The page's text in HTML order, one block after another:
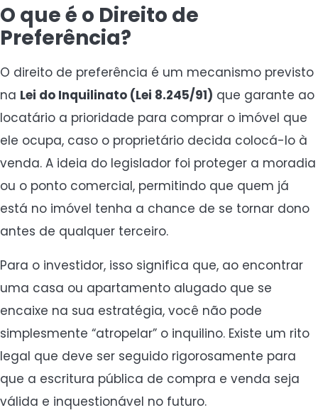
O que é o Direito de
Preferência?
O direito de preferência é um mecanismo previsto
na Lei do Inquilinato (Lei 8.245/91) que garante ao
locatário a prioridade para comprar o imóvel que
ele ocupa, caso o proprietário decida colocá-lo à
venda. A ideia do legislador foi proteger a moradia
ou o ponto comercial, permitindo que quem já
está no imóvel tenha a chance de se tornar dono
antes de qualquer terceiro.
Para o investidor, isso significa que, ao encontrar
uma casa ou apartamento alugado que se
encaixe na sua estratégia, você não pode
simplesmente “atropelar” o inquilino. Existe um rito
legal que deve ser seguido rigorosamente para
que a escritura pública de compra e venda seja
válida e inquestionável no futuro.